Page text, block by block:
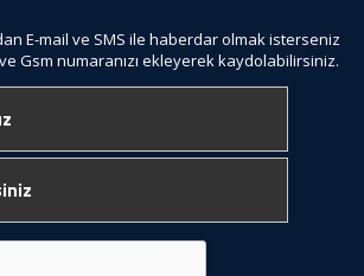
E-mail ve SMS ile haberdar olmak isterseniz
Gsm numaranızı ekleyerek kaydolabilirsiniz.